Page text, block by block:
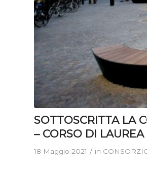
SOTTOSCRITTA LA
– CORSO DI
18 Maggio 2021 / in